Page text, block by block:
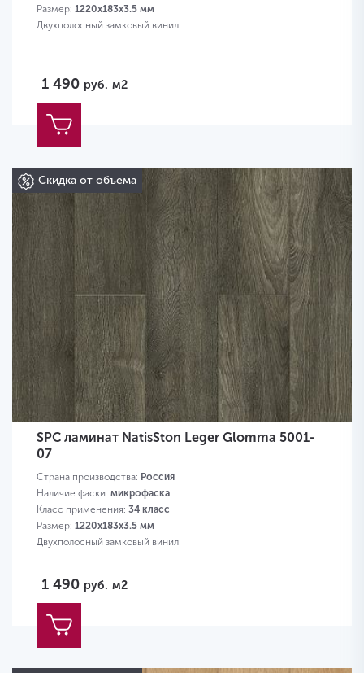
Размер: 1220x183x3.5 мм
Двухполосный замковый винил
1 490 руб. м2
Скидка от объема
SPC ламинат NatisSton Leger Glomma 5001-
07
Страна производства: Россия
Наличие фаски: микрофаска
Класс применения: 34 класс
Размер: 1220x183x3.5 мм
Двухполосный замковый винил
1 490 руб. м2